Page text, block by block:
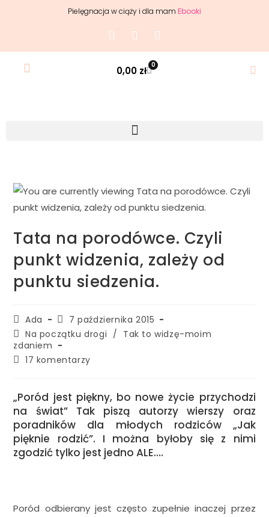
Pielęgnacja w ciąży i dla mam Ebooki
0,00 zł 0
Tata na porodówce. Czyli
punkt widzenia, zależy od
punktu siedzenia.
Ada
7 października 2015
Na początku drogi / Tak to widzę-moim
zdaniem
17 komentarzy
„Poród jest piękny, bo nowe życie przychodzi
na świat” Tak piszą autorzy wierszy oraz
poradników dla młodych rodziców „Jak
pięknie rodzić”. I można byłoby się z nimi
zgodzić tylko jest jedno ALE….
Poród odbierany jest często zupełnie inaczej przez